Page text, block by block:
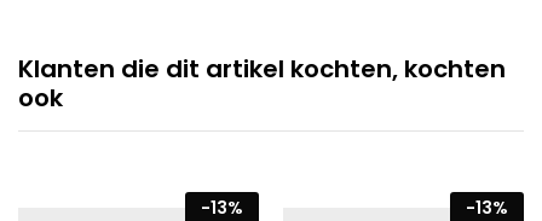
Klanten die dit artikel kochten, kochten
ook
-13% -13%